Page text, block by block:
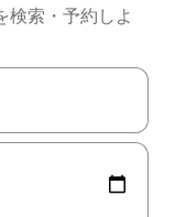
索・予約しよ
を使って移動するか